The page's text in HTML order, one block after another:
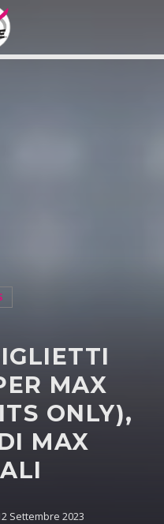
MAX
ONLY),
MAX
Settembre 2023